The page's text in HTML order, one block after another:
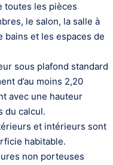
toutes les pièces
le salon, la salle à
bains et les espaces de
sous plafond standard
d’au moins 2,20
avec une hauteur
du calcul.
et intérieurs sont
habitable.
non porteuses